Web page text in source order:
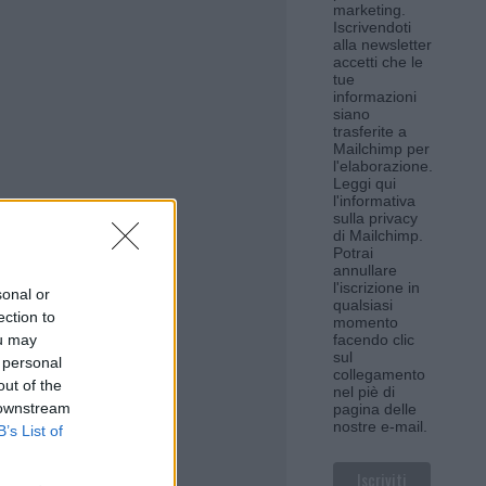
or
to
may
of the
List of
marketing.
Iscrivendoti
alla newsletter
accetti che le
tue
informazioni
siano
trasferite a
Mailchimp per
l'elaborazione.
Leggi qui
l'informativa
sulla privacy
di Mailchimp.
Potrai
annullare
l'iscrizione in
qualsiasi
momento
facendo clic
sul
collegamento
nel piè di
pagina delle
nostre e-mail.